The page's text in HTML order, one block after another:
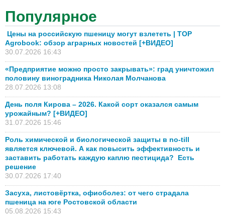
Популярное
Цены на российскую пшеницу могут взлететь | TOP
Agrobook: обзор аграрных новостей [+ВИДЕО]
30.07.2026 16:43
«Предприятие можно просто закрывать»: град уничтожил
половину виноградника Николая Молчанова
28.07.2026 13:08
День поля Кирова – 2026. Какой сорт оказался самым
урожайным? [+ВИДЕО]
31.07.2026 15:46
Роль химической и биологической защиты в no-till
является ключевой. А как повысить эффективность и
заставить работать каждую каплю пестицида? Есть
решение
30.07.2026 17:40
Засуха, листовёртка, офиоболез: от чего страдала
пшеница на юге Ростовской области
05.08.2026 15:43